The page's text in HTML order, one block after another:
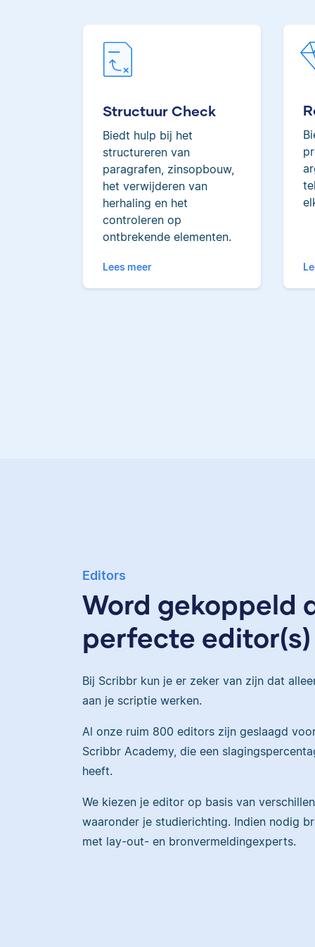
Structuur Check
Biedt hulp bij het
structureren van
paragrafen, zinsopbouw,
het verwijderen van
herhaling en het
controleren op
ontbrekende elementen.
Lees meer
Editors
Word gekoppeld
perfecte editor(s)
Bij Scribbr kun je er zeker van zijn dat
aan je scriptie werken.
Al onze ruim 800 editors zijn geslaagd
Scribbr Academy, die een
heeft.
We kiezen je editor op basis van
waaronder je studierichting. Indien nodig
met lay-out- en bronvermeldingexperts.